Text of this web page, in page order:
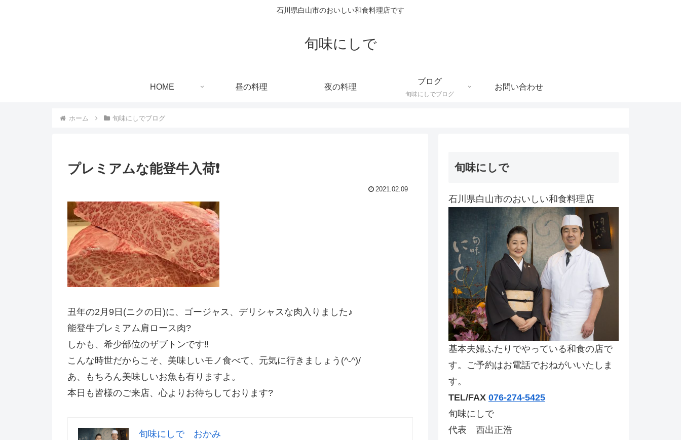
石川県白山市のおいしい和食料理店です
旬味にしで
HOME 昼の料理 夜の料理
ブログ
旬味にしでブログ
お問い合わせ
ホーム 旬味にしでブログ
プレミアムな能登牛入荷❗️
2021.02.09
丑年の2月9日(ニクの日)に、ゴージャス、デリシャスな肉入りました♪
能登牛プレミアム肩ロース肉?
しかも、希少部位のザブトンです‼️
こんな時世だからこそ、美味しいモノ食べて、元気に行きましょう(^-^)/
あ、もちろん美味しいお魚も有りますよ。
本日も皆様のご来店、心よりお待ちしております?
旬味にしで おかみ
旬味にしで
石川県白山市のおいしい和食料理店
基本夫婦ふたりでやっている和食の店で
す。ご予約はお電話でおねがいいたしま
す。
TEL/FAX 076-274-5425
旬味にしで
代表 西出正浩